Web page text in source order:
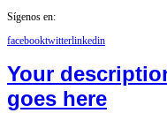
Sígenos en:
facebooktwitterlinkedin
Your
goes here